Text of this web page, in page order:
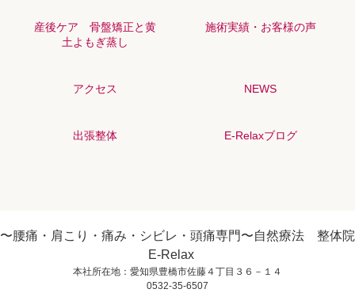
産後ケア 骨盤矯正と黄
土よもぎ蒸し
施術実績・お客様の声
アクセス NEWS
出張整体 E-Relaxブログ
〜腰痛・肩こり・痛み・シビレ・頭痛専門〜自然療法 整体院
E-Relax
本社所在地：愛知県豊橋市佐藤４丁目３６－１４
0532-35-6507